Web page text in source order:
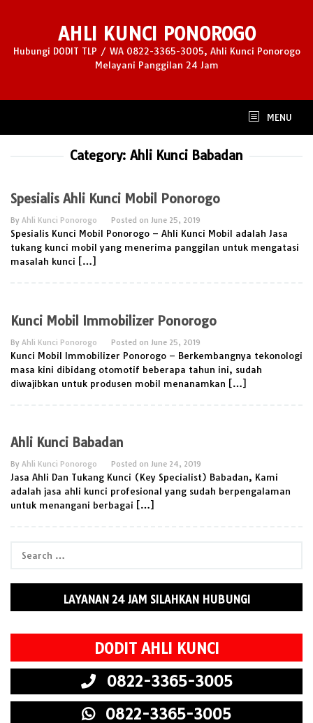
AHLI KUNCI PONOROGO
Hubungi DODIT TLP / WA 0822-3365-3005, Ahli Kunci Ponorogo
Melayani Panggilan 24 Jam
MENU
Category: Ahli Kunci Babadan
Spesialis Ahli Kunci Mobil Ponorogo
By Ahli Kunci Ponorogo Posted on June 25, 2019
Spesialis Kunci Mobil Ponorogo – Ahli Kunci Mobil adalah Jasa
tukang kunci mobil yang menerima panggilan untuk mengatasi
masalah kunci […]
Kunci Mobil Immobilizer Ponorogo
By Ahli Kunci Ponorogo Posted on June 25, 2019
Kunci Mobil Immobilizer Ponorogo – Berkembangnya tekonologi
masa kini dibidang otomotif beberapa tahun ini, sudah
diwajibkan untuk produsen mobil menanamkan […]
Ahli Kunci Babadan
By Ahli Kunci Ponorogo Posted on June 24, 2019
Jasa Ahli Dan Tukang Kunci (Key Specialist) Babadan, Kami
adalah jasa ahli kunci profesional yang sudah berpengalaman
untuk menangani berbagai […]
for:
LAYANAN 24 JAM SILAHKAN HUBUNGI
DODIT AHLI KUNCI
0822-3365-3005
0822-3365-3005